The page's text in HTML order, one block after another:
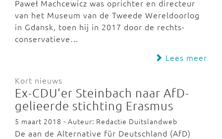
Paweł Machcewicz was oprichter en directeur
van het Museum van de Tweede Wereldoorlog
in Gdansk, toen hij in 2017 door de rechts-
conservatieve…
Lees meer
Kort nieuws
Ex-CDU'er Steinbach naar AfD-
gelieerde stichting Erasmus
5 maart 2018 - Auteur: Redactie Duitslandweb
De aan de Alternative für Deutschland (AfD)